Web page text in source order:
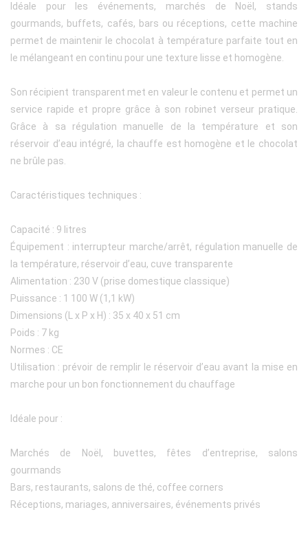
Idéale pour les événements, marchés de Noël, stands
gourmands, buffets, cafés, bars ou réceptions, cette machine
permet de maintenir le chocolat à température parfaite tout en
le mélangeant en continu pour une texture lisse et homogène.
Son récipient transparent met en valeur le contenu et permet un
service rapide et propre grâce à son robinet verseur pratique.
Grâce à sa régulation manuelle de la température et son
réservoir d’eau intégré, la chauffe est homogène et le chocolat
ne brûle pas.
Caractéristiques techniques :
Capacité : 9 litres
Équipement : interrupteur marche/arrêt, régulation manuelle de
la température, réservoir d’eau, cuve transparente
Alimentation : 230 V (prise domestique classique)
Puissance : 1 100 W (1,1 kW)
Dimensions (L x P x H) : 35 x 40 x 51 cm
Poids : 7 kg
Normes : CE
Utilisation : prévoir de remplir le réservoir d’eau avant la mise en
marche pour un bon fonctionnement du chauffage
Idéale pour :
Marchés de Noël, buvettes, fêtes d’entreprise, salons
gourmands
Bars, restaurants, salons de thé, coffee corners
Réceptions, mariages, anniversaires, événements privés